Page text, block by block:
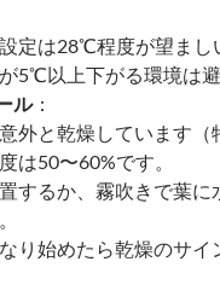
定は28℃程度が望まし
5℃以上下がる環境は避
ル：
外と乾燥しています（
は50〜60%です。
するか、霧吹きで葉に
り始めたら乾燥のサイ